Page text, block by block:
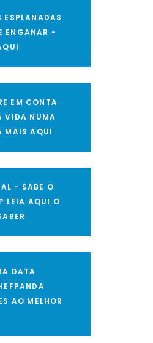
ENGANAR -
EM CONTA
VIDA NUMA
MAIS AQUI
- SABE O
LEIA AQUI O
DATA
AO MELHOR